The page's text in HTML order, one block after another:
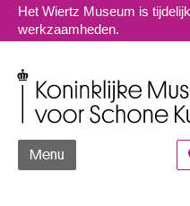
Het Wiertz Museum is
werkzaamheden.
Menu